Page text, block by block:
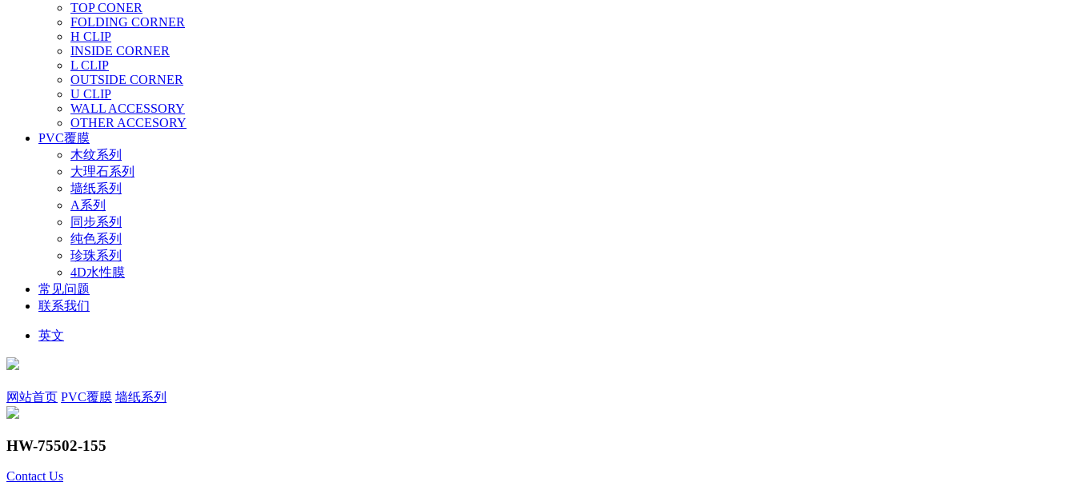
TOP CONER
FOLDING CORNER
H CLIP
INSIDE CORNER
L CLIP
OUTSIDE CORNER
U CLIP
WALL ACCESSORY
OTHER ACCESORY
PVC覆膜
木纹系列
大理石系列
墙纸系列
A系列
同步系列
纯色系列
珍珠系列
4D水性膜
常见问题
联系我们
英文
网站首页 PVC覆膜 墙纸系列
HW-75502-155
Contact Us